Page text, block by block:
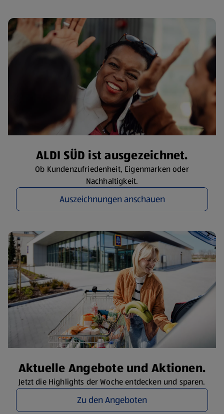
ALDI SÜD ist ausgezeichnet.
Ob Kundenzufriedenheit, Eigenmarken oder
Nachhaltigkeit.
Auszeichnungen anschauen
Aktuelle Angebote und Aktionen.
Jetzt die Highlights der Woche entdecken und sparen.
Zu den Angeboten